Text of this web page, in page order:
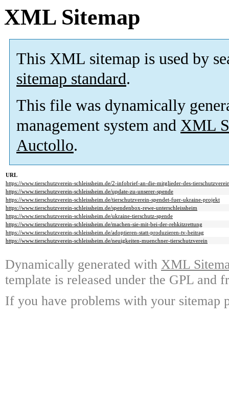
XML Sitemap
This XML sitemap is used by
sitemap standard.
This file was dynamically
management system and XML
Auctollo.
URL
https://www.tierschutzverein-schleissheim.de/2-infobrief-an-die-mitglieder-des-
https://www.tierschutzverein-schleissheim.de/update-zu-unserer-spende
https://www.tierschutzverein-schleissheim.de/tierschutzverein-spendet-fuer-ukraine-projekt
https://www.tierschutzverein-schleissheim.de/spendenbox-rewe-unterschleissheim
https://www.tierschutzverein-schleissheim.de/ukraine-tierschutz-spende
https://www.tierschutzverein-schleissheim.de/machen-sie-mit-bei-der-rehkitzrettung
https://www.tierschutzverein-schleissheim.de/adoptieren-statt-produzieren-tv-beitrag
https://www.tierschutzverein-schleissheim.de/neuigkeiten-muenchner-tierschutzverein
Dynamically generated with XML
template is released under the GPL and
If you have problems with your sitemap